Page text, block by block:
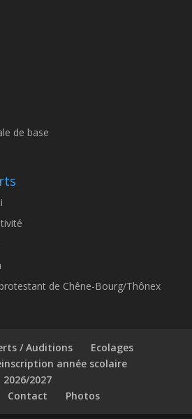
de base
de Chêne-Bourg/Thônex
/ Auditions
Ecolages
année scolaire
2026/2027
Contact Photos